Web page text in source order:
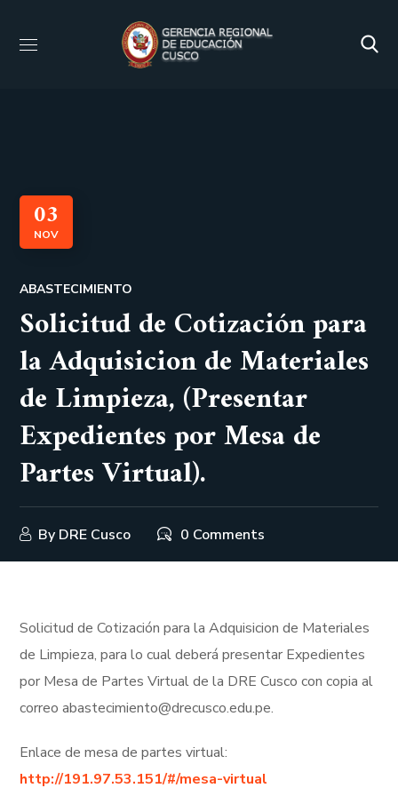
03
NOV
ABASTECIMIENTO
Solicitud de Cotización para
la Adquisicion de Materiales
de Limpieza, (Presentar
Expedientes por Mesa de
Partes Virtual).
By DRE Cusco 0 Comments
Solicitud de Cotización para la Adquisicion de Materiales
de Limpieza, para lo cual deberá presentar Expedientes
por Mesa de Partes Virtual de la DRE Cusco con copia al
correo abastecimiento@drecusco.edu.pe.
Enlace de mesa de partes virtual:
http://191.97.53.151/#/mesa-virtual